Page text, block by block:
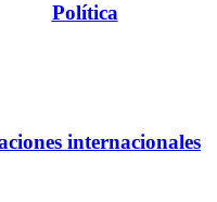
Política
internacionales